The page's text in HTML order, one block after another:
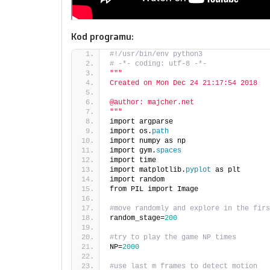
Kod programu:
#!/usr/bin/env python3
# -*- coding: utf-8 -*-
"""
Created on Mon Dec 24 21:17:54 2018
@author: majcher.net
"""
import argparse
import os. path
import numpy as np
import gym. spaces
import time
import matplotlib. pyplot as plt
import random
from PIL import Image
#move randomly and explore in the
random_stage=200
#try to play the game NP times
NP=2000
#use last m frames to detect motion